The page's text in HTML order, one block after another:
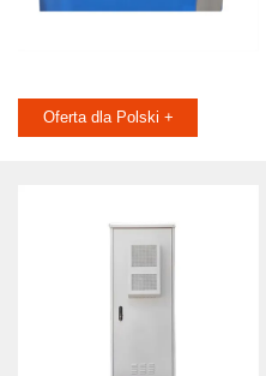
Oferta dla Polski +